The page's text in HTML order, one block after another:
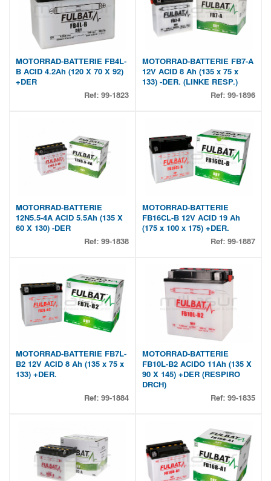
MOTORRAD-BATTERIE FB4L-
B ACID 4.2Ah (120 X 70 X 92)
+DER
Ref: 99-1823
MOTORRAD-BATTERIE FB7-A
12V ACID 8 Ah (135 x 75 x
133) -DER. (LINKE RESP.)
Ref: 99-1896
MOTORRAD-BATTERIE
12N5.5-4A ACID 5.5Ah (135 X
60 X 130) -DER
Ref: 99-1838
MOTORRAD-BATTERIE
FB16CL-B 12V ACID 19 Ah
(175 x 100 x 175) +DER.
Ref: 99-1887
MOTORRAD-BATTERIE FB7L-
B2 12V ACID 8 Ah (135 x 75 x
133) +DER.
Ref: 99-1884
MOTORRAD-BATTERIE
FB10L-B2 ACIDO 11Ah (135 X
90 X 145) +DER (RESPIRO
DRCH)
Ref: 99-1835